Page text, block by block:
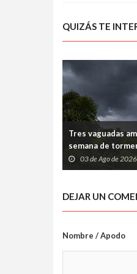
QUIZÁS TE
Tres vaguadas
semana de
Asturias afronta
descenso
03 de Ago de 2026
DEJAR UN
Nombre / Apodo